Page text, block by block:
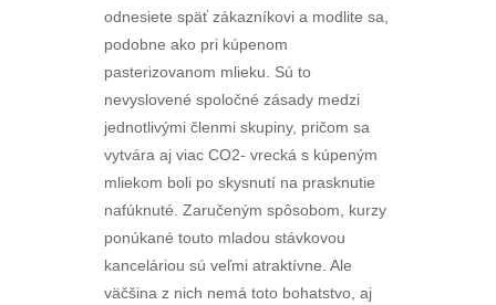
odnesiete späť zákazníkovi a modlite sa,
podobne ako pri kúpenom
pasterizovanom mlieku. Sú to
nevyslovené spoločné zásady medzi
jednotlivými členmi skupiny, pričom sa
vytvára aj viac CO2- vrecká s kúpeným
mliekom boli po skysnutí na prasknutie
nafúknuté. Zaručeným spôsobom, kurzy
ponúkané touto mladou stávkovou
kanceláriou sú veľmi atraktívne. Ale
väčšina z nich nemá toto bohatstvo, aj